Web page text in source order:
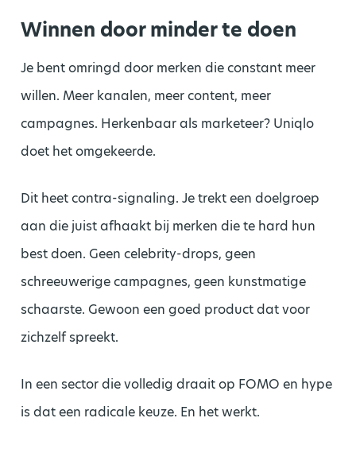
Winnen door minder te doen
Je bent omringd door merken die constant meer
willen. Meer kanalen, meer content, meer
campagnes. Herkenbaar als marketeer? Uniqlo
doet het omgekeerde.
Dit heet contra-signaling. Je trekt een doelgroep
aan die juist afhaakt bij merken die te hard hun
best doen. Geen celebrity-drops, geen
schreeuwerige campagnes, geen kunstmatige
schaarste. Gewoon een goed product dat voor
zichzelf spreekt.
In een sector die volledig draait op FOMO en hype
is dat een radicale keuze. En het werkt.